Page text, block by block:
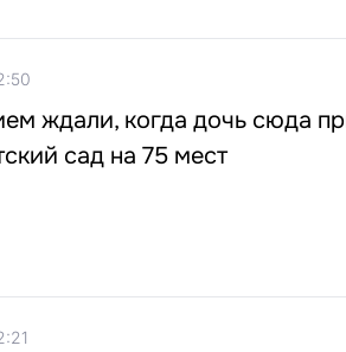
ждали, когда дочь сюда
сад на 75 мест